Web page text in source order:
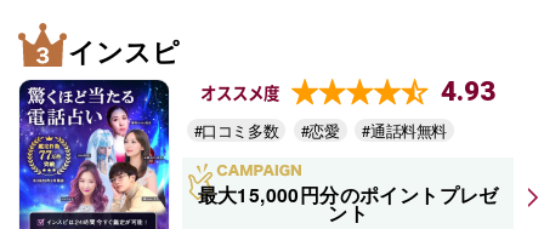
インスピ
オススメ度 4.93
#口コミ多数 #恋愛 #通話料無料
最大15,000円分のポイントプレゼ
ント